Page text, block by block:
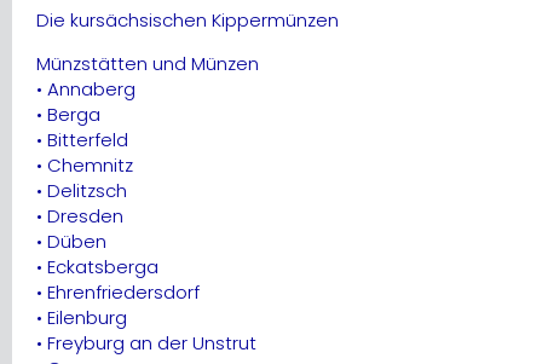
Die kursächsischen Kippermünzen
Münzstätten und Münzen
• Annaberg
• Berga
• Bitterfeld
• Chemnitz
• Delitzsch
• Dresden
• Düben
• Eckatsberga
• Ehrenfriedersdorf
• Eilenburg
• Freyburg an der Unstrut